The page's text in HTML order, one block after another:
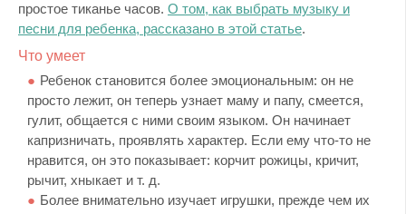
простое тиканье часов. О том, как выбрать музыку и
песни для ребенка, рассказано в этой статье.
Что умеет
Ребенок становится более эмоциональным: он не
просто лежит, он теперь узнает маму и папу, смеется,
гулит, общается с ними своим языком. Он начинает
капризничать, проявлять характер. Если ему что-то не
нравится, он это показывает: корчит рожицы, кричит,
рычит, хныкает и т. д.
Более внимательно изучает игрушки, прежде чем их